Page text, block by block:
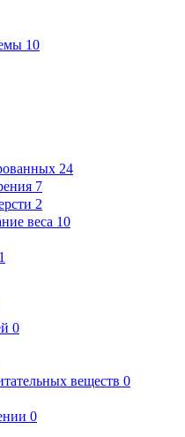
10
24
7
2
веса 10
1
0
веществ 0
0